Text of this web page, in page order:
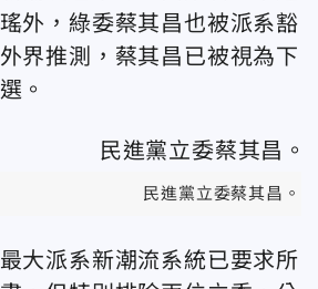
外，綠委蔡其昌也被派系豁
界推測，蔡其昌已被視為下
。
民進黨立委蔡其昌。
大派系新潮流系統已要求所